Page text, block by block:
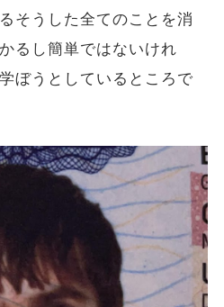
そうした全てのことを消
るし簡単ではないけれ
ぼうとしているところで